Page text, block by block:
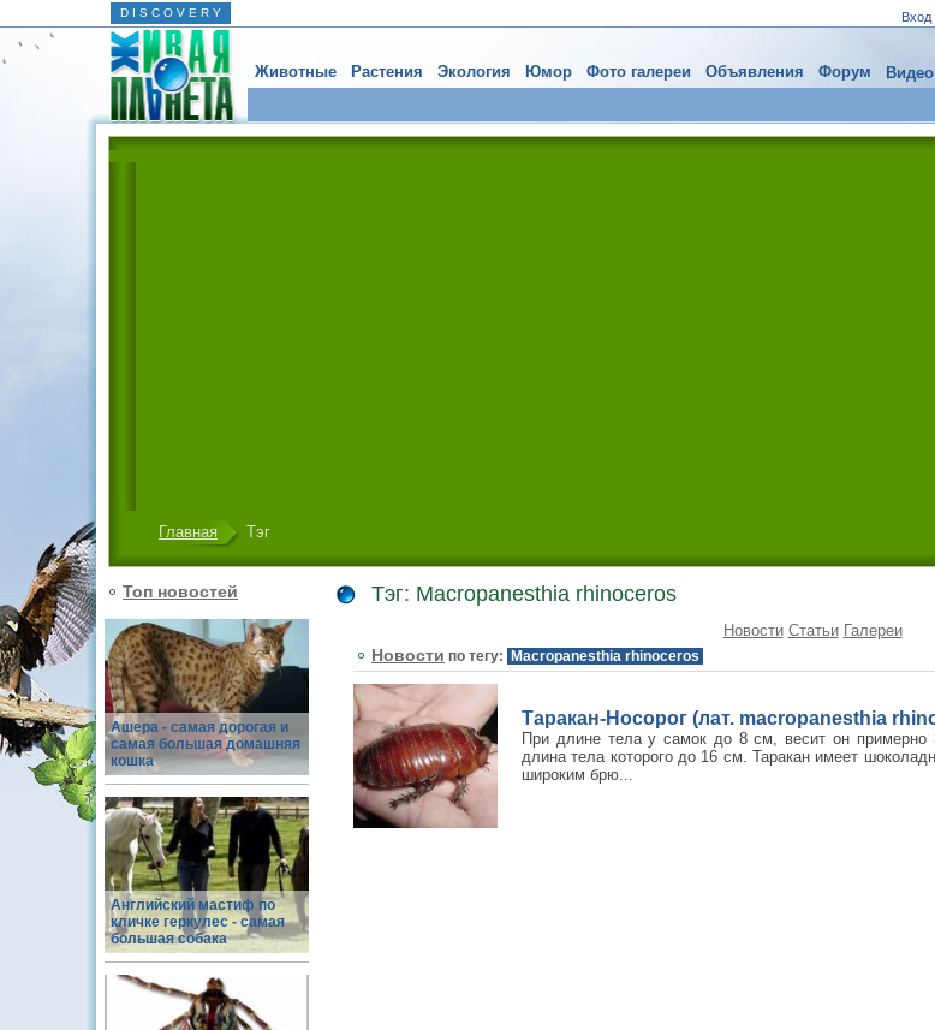
D I S C O V E R Y Вход
Животные Растения Экология Юмор Фото галереи Объявления Форум Видео
Главная Тэг
Топ новостей
Ашера - самая дорогая и
самая большая домашняя
кошка
Английский мастиф по
кличке геркулес - самая
большая собака
Тэг: Macropanesthia rhinoceros
Новости Статьи Галереи
Новости по тегу: Macropanesthia rhinoceros
Таракан-Носорог (лат. macropanesthia
При длине тела у самок до 8 см, весит он примерно
длина тела которого до 16 см. Таракан имеет
широким брю...